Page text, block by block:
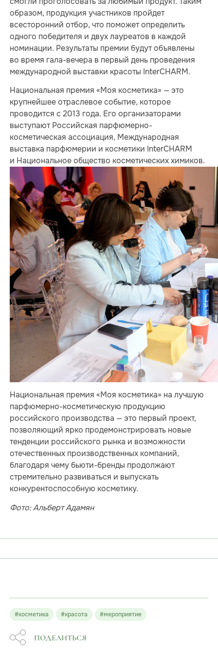
образом, продукция участников пройдет
всесторонний отбор, что поможет определить
одного победителя и двух лауреатов в каждой
номинации. Результаты премии будут объявлены
во время гала-вечера в первый день проведения
международной выставки красоты InterCHARM.
Национальная премия «Моя косметика» — это
крупнейшее отраслевое событие, которое
проводится с 2013 года. Его организаторами
выступают Российская парфюмерно-
косметическая ассоциация, Международная
выставка парфюмерии и косметики InterCHARM
и Национальное общество косметических химиков.
Национальная премия «Моя косметика» на лучшую
парфюмерно-косметическую продукцию
российского производства — это первый проект,
позволяющий ярко продемонстрировать новые
тенденции российского рынка и возможности
отечественных производственных компаний,
благодаря чему бьюти-бренды продолжают
стремительно развиваться и выпускать
конкурентоспособную косметику.
Фото: Альберт Адамян
#косметика #красота #мероприятие
ПОДЕЛИТЬСЯ